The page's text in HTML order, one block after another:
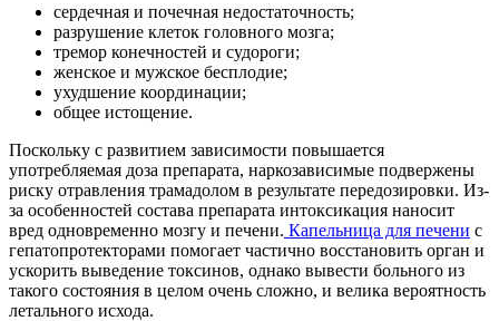
сердечная и почечная недостаточность;
разрушение клеток головного мозга;
тремор конечностей и судороги;
женское и мужское бесплодие;
ухудшение координации;
общее истощение.
Поскольку с развитием зависимости повышается
употребляемая доза препарата, наркозависимые подвержены
риску отравления трамадолом в результате передозировки. Из-
за особенностей состава препарата интоксикация наносит
вред одновременно мозгу и печени. Капельница для печени с
гепатопротекторами помогает частично восстановить орган и
ускорить выведение токсинов, однако вывести больного из
такого состояния в целом очень сложно, и велика вероятность
летального исхода.